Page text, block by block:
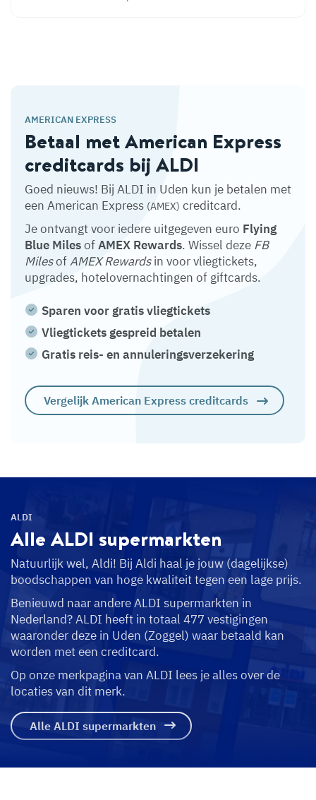
AMERICAN EXPRESS
Betaal met American Express
creditcards bij ALDI
Goed nieuws! Bij ALDI in Uden kun je betalen met
een American Express (AMEX) creditcard.
Je ontvangt voor iedere uitgegeven euro Flying
Blue MilesofAMEX Rewards. Wissel deze FB
MilesofAMEX Rewardsin voor vliegtickets,
upgrades, hotelovernachtingen of giftcards.
Sparen voor gratis vliegtickets
Vliegtickets gespreid betalen
Gratis reis- en annuleringsverzekering
Vergelijk American Express creditcards
ALDI
Alle ALDI supermarkten
Natuurlijk wel, Aldi! Bij Aldi haal je jouw (dagelijkse)
boodschappen van hoge kwaliteit tegen een lage prijs.
Benieuwd naar andere ALDI supermarkten in
Nederland? ALDI heeft in totaal 477 vestigingen
waaronder deze in Uden (Zoggel) waar betaald kan
worden met een creditcard.
Op onze merkpagina van ALDI lees je alles over de
locaties van dit merk.
Alle ALDI supermarkten